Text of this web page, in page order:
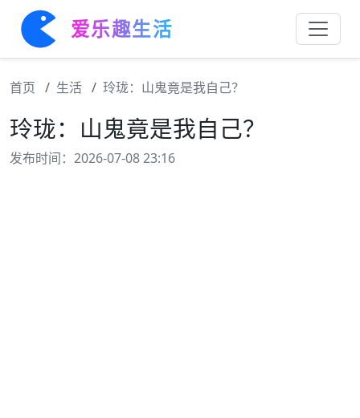
爱乐趣生活
首页 生活 玲珑：山鬼竟是我自己？
玲珑：山鬼竟是我自己？
发布时间：2026-07-08 23:16